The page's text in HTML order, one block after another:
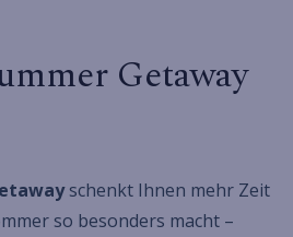
Getaway
schenkt Ihnen mehr Zeit
so besonders macht –